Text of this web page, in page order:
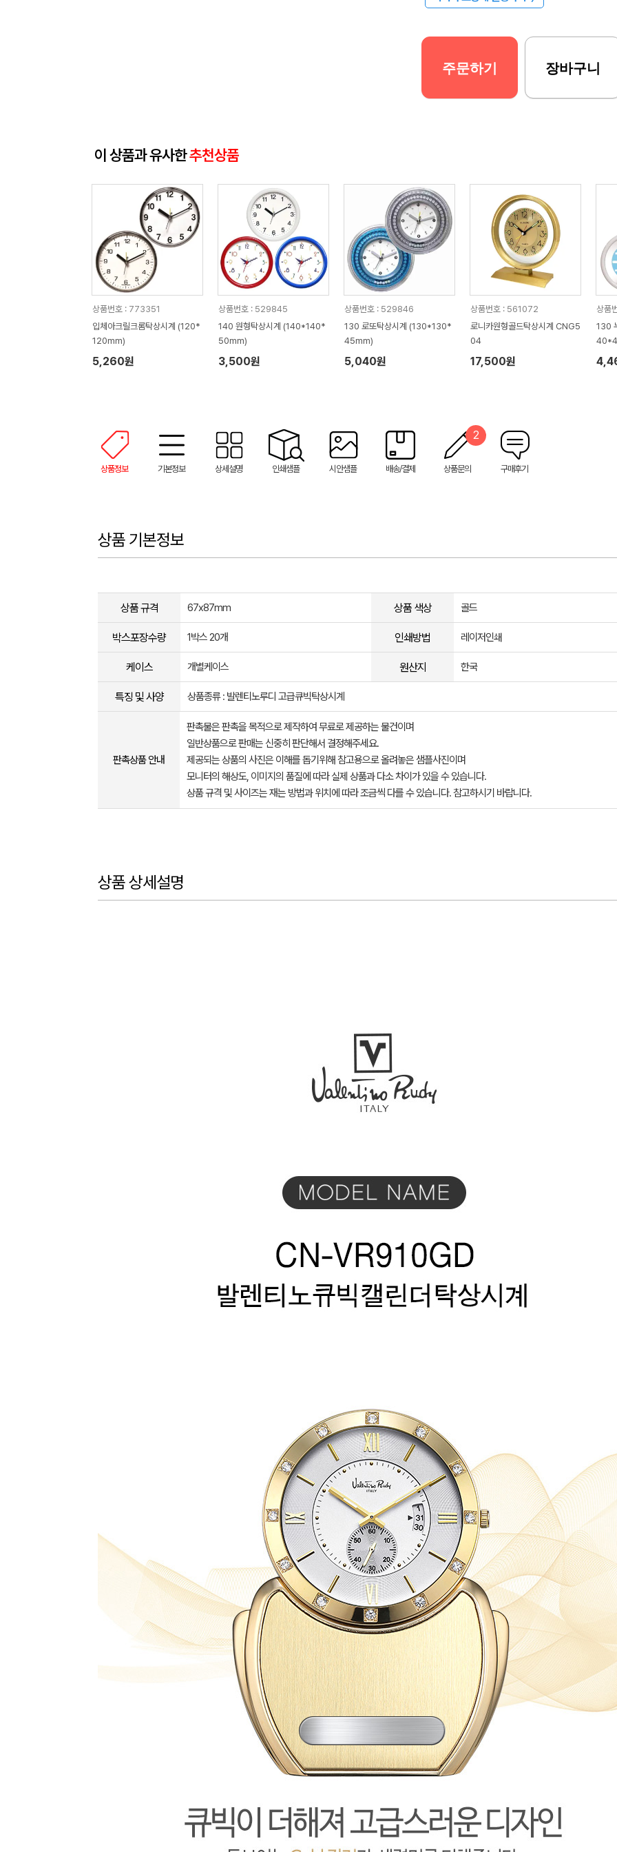
주문하기 장바구니
이 상품과 유사한추천상품
상품번호 : 773351
입체아크릴크롬탁상시계 (120*
120mm)
5,260원
상품번호 : 529845
140 원형탁상시계 (140*140*
50mm)
3,500원
상품번호 : 529846
130 로또탁상시계 (130*130*
45mm)
5,040원
상품번호 : 561072
로니카원형골드탁상시계 CNG5
04
17,500원
상품
130
상품정보 기본정보 상세설명 인쇄샘플 시안샘플 배송/결제 상품문의
2
구매후기
상품 기본정보
상품 규격 67x87mm 상품 색상 골드
박스포장수량 1박스 20개 인쇄방법 레이저인쇄
케이스 개별케이스 원산지 한국
특징 및 사양 상품종류 : 발렌티노루디 고급큐빅탁상시계
판촉상품 안내
판촉물은 판촉을 목적으로 제작하여 무료로 제공하는 물건이며
일반상품으로 판매는 신중히 판단해서 결정해주세요.
제공되는 상품의 사진은 이해를 돕기위해 참고용으로 올려놓은 샘플사진이며
모니터의 해상도, 이미지의 품질에 따라 실제 상품과 다소 차이가 있을 수 있습니다.
상품 규격 및 사이즈는 재는 방법과 위치에 따라 조금씩 다를 수 있습니다. 참고하시기 바랍니다.
상품 상세설명